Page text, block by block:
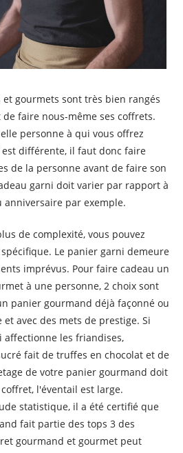
et gourmets sont très bien rangés
faire nous-même ses coffrets.
personne à qui vous offrez
différente, il faut donc faire
de la personne avant de faire son
garni doit varier par rapport à
anniversaire par exemple.
de complexité, vous pouvez
Le panier garni demeure
imprévus. Pour faire cadeau un
à une personne, 2 choix sont
panier gourmand déjà façonné ou
avec des mets de prestige. Si
les friandises,
fait de truffes en chocolat et de
de votre panier gourmand doit
l'éventail est large.
statistique, il a été certifié que
fait partie des tops 3 des
gourmand et gourmet peut